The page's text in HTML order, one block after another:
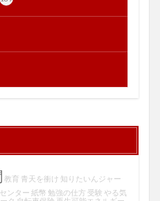
教育 青天を衝け 知りたいんジャー
ンター 紙幣 勉強の仕方 受験 やる気